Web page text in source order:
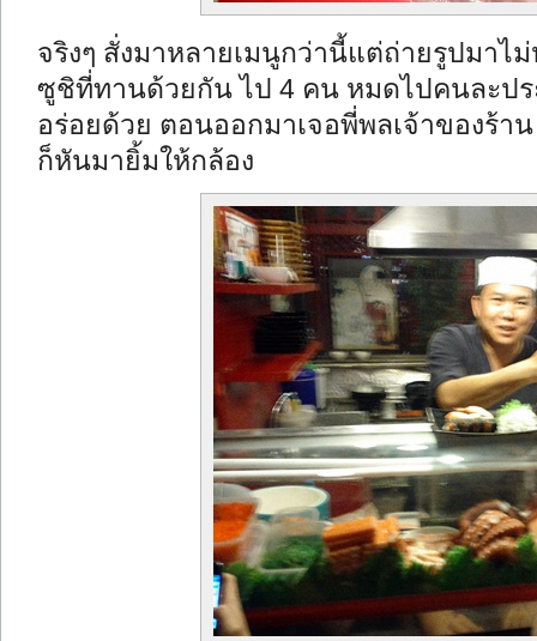
จริงๆ สั่งมาหลายเมนูกว่านี้แต่ถ่ายรูปมา
ซูชิที่ทานด้วยกัน ไป 4 คน หมดไปคนละป
อร่อยด้วย ตอนออกมาเจอพี่พลเจ้าของร้า
ก็หันมายิ้มให้กล้อง